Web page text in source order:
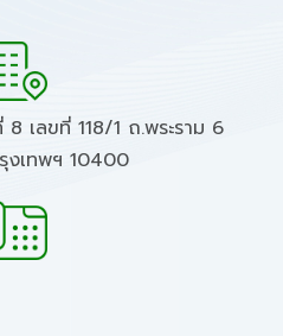
เลขที่ 118/1 ถ.พระราม 6
เทพฯ 10400